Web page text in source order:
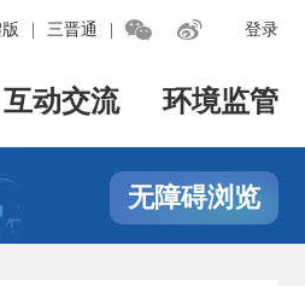
登录
三晋通  
互动交流 环境监管
无障碍浏览